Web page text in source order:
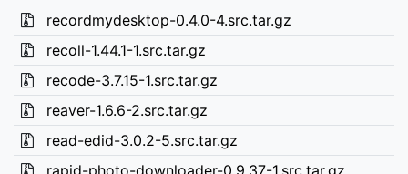
recordmydesktop-0.4.0-4.src.tar.gz
recoll-1.44.1-1.src.tar.gz
recode-3.7.15-1.src.tar.gz
reaver-1.6.6-2.src.tar.gz
read-edid-3.0.2-5.src.tar.gz
rapid-photo-downloader-0.9.37-1.src.tar.gz